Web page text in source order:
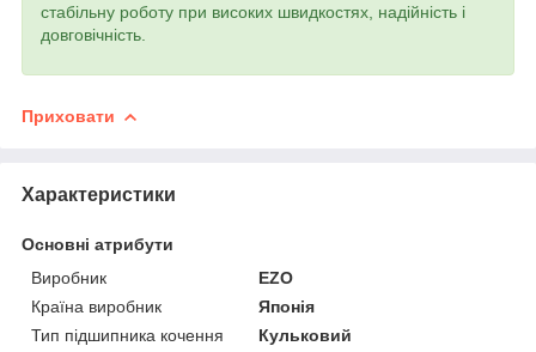
стабільну роботу при високих швидкостях, надійність і
довговічність.
Приховати
Характеристики
Основні атрибути
Виробник
EZO
Країна виробник
Японія
Тип підшипника кочення
Кульковий